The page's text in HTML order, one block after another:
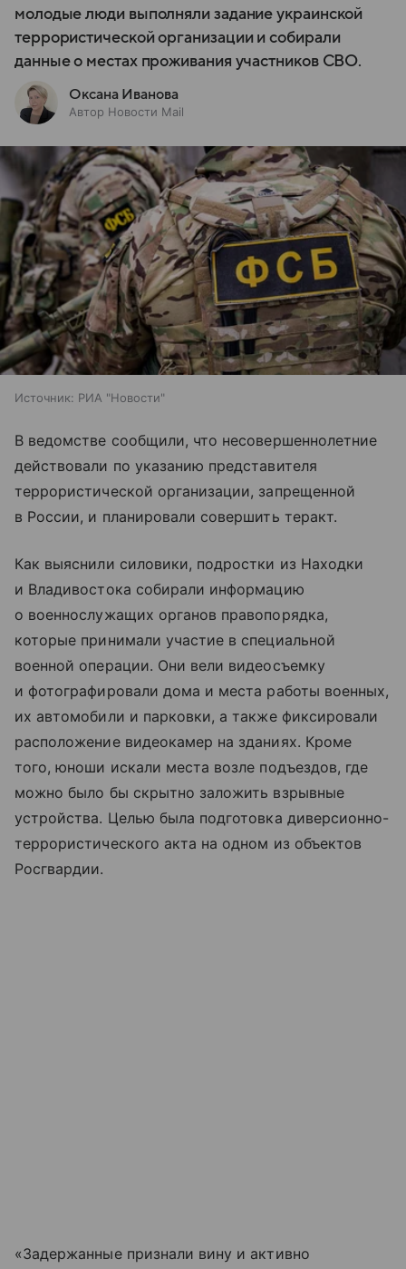
молодые люди выполняли задание украинской
террористической организации и собирали
данные о местах проживания участников СВО.
Оксана Иванова
Автор Новости Mail
Источник: РИА "Новости"
В ведомстве сообщили, что несовершеннолетние
действовали по указанию представителя
террористической организации, запрещенной
в России, и планировали совершить теракт.
Как выяснили силовики, подростки из Находки
и Владивостока собирали информацию
о военнослужащих органов правопорядка,
которые принимали участие в специальной
военной операции. Они вели видеосъемку
и фотографировали дома и места работы военных,
их автомобили и парковки, а также фиксировали
расположение видеокамер на зданиях. Кроме
того, юноши искали места возле подъездов, где
можно было бы скрытно заложить взрывные
устройства. Целью была подготовка диверсионно-
террористического акта на одном из объектов
Росгвардии.
«Задержанные признали вину и активно